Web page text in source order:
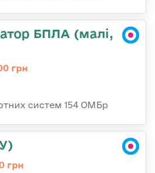
БПЛА (малі,
грн
систем 154 ОМБр
грн